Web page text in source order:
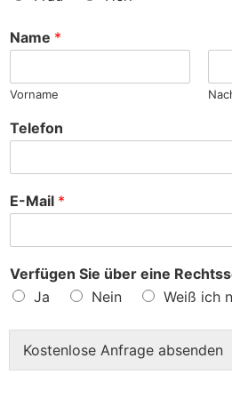
c
e
Name *
Vorname
Telefon
E-Mail *
Verfügen Sie über eine
Ja
Nein Weiß ich
Kostenlose Anfrage absenden